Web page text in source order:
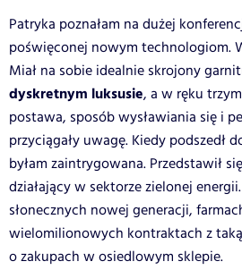
Patryka poznałam na dużej
poświęconej nowym technologiom.
Miał na sobie idealnie skrojony
dyskretnym luksusie, a w ręku
postawa, sposób wysławiania się i
przyciągały uwagę. Kiedy podszedł
byłam zaintrygowana. Przedstawił
działający w sektorze zielonej
słonecznych nowej generacji,
wielomilionowych kontraktach z
o zakupach w osiedlowym sklepie.